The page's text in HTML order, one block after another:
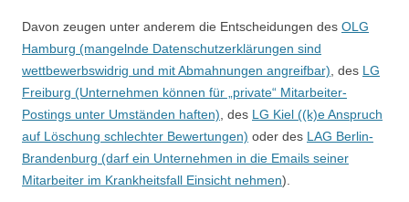
Davon zeugen unter anderem die Entscheidungen des OLG
Hamburg (mangelnde Datenschutzerklärungen sind
wettbewerbswidrig und mit Abmahnungen angreifbar) , des LG
Freiburg (Unternehmen können für „private“ Mitarbeiter-
Postings unter Umständen haften) , des LG Kiel ((k)e Anspruch
auf Löschung schlechter Bewertungen) oder des LAG Berlin-
Brandenburg (darf ein Unternehmen in die Emails seiner
Mitarbeiter im Krankheitsfall Einsicht nehmen).